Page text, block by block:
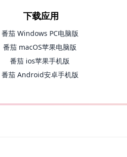
下载应用
番茄 Windows PC电脑版
番茄 macOS苹果电脑版
番茄 ios苹果手机版
番茄 Android安卓手机版